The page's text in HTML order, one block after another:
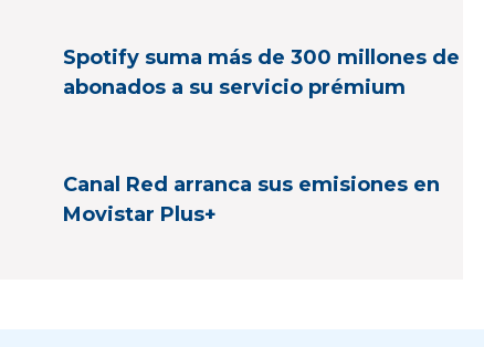
Spotify suma más de 300 millones de
abonados a su servicio prémium
Canal Red arranca sus emisiones en
Movistar Plus+